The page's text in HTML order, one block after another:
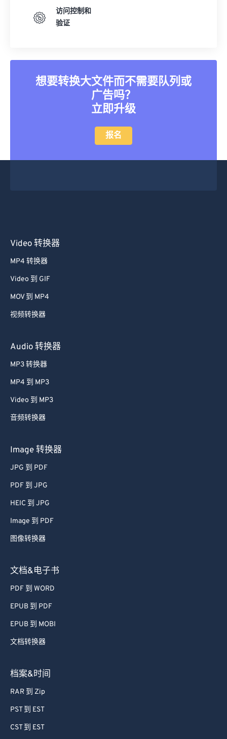
访问控制和
验证
想要转换大文件而不需要队列或
广告吗？
立即升级
报名
Video 转换器
MP4 转换器
Video 到 GIF
MOV 到 MP4
视频转换器
Audio 转换器
MP3 转换器
MP4 到 MP3
Video 到 MP3
音频转换器
Image 转换器
JPG 到 PDF
PDF 到 JPG
HEIC 到 JPG
Image 到 PDF
图像转换器
文档&电子书
PDF 到 WORD
EPUB 到 PDF
EPUB 到 MOBI
文档转换器
档案&时间
RAR 到 Zip
PST 到 EST
CST 到 EST